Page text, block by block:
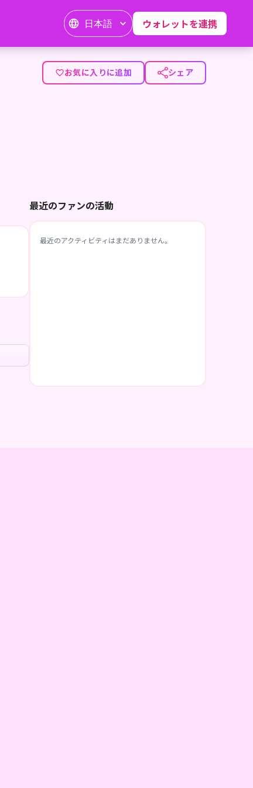
日本語 ウォレットを連携
お気に入りに追加 シェア
最近のファンの活動
最近のアクティビティはまだありません。